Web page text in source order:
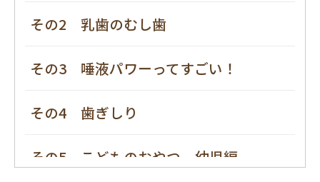
その2 乳歯のむし歯
その3 唾液パワーってすごい！
その4 歯ぎしり
その5 こどものおやつ 幼児編